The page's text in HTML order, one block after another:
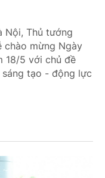
Nội, Thủ tướng
chào mừng Ngày
18/5 với chủ đề
tạo - động lực